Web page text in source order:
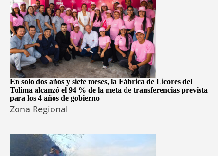
En solo dos años y siete meses, la Fábrica de Licores del
Tolima alcanzó el 94 % de la meta de transferencias prevista
para los 4 años de gobierno
Zona Regional